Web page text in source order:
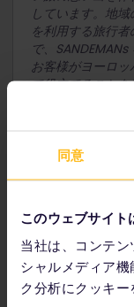
同意
このウェブサイ
当社は、コンテ
シャルメディア
ク分析にクッキー
しています。地
を利用する旅行
で、
お客様がヨーロ
で役立てること
社は、弊社の旅
様に鉄道パス以
行を最高の旅行体
ユーレイルパスは
よび地域のヨー
ユーレイルの商